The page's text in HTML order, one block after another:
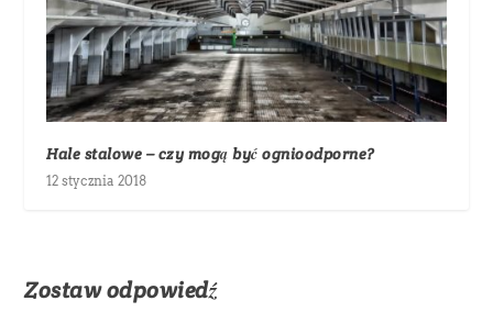
Hale stalowe – czy mogą być ognioodporne?
12 stycznia 2018
Zostaw odpowiedź